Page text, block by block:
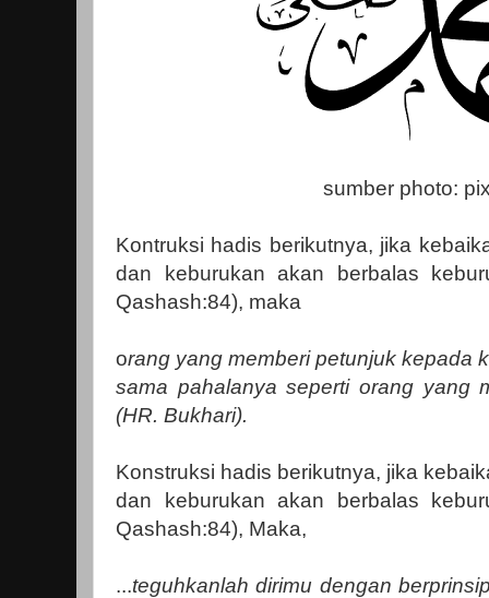
sumber photo:
Kontruksi hadis berikutnya, jika
dan keburukan akan berbalas
Qashash:84), maka
orang yang memberi petunjuk kepada
sama pahalanya seperti orang yang
(HR. Bukhari).
Konstruksi hadis berikutnya, jika
dan keburukan akan berbalas
Qashash:84), Maka,
...teguhkanlah dirimu dengan